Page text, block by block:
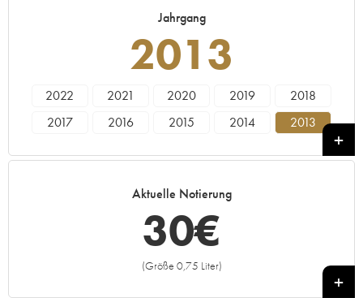
Jahrgang
2013
2022 2021 2020 2019
2018
2017
2016 2015 2014
2013
Aktuelle Notierung
30€
(Größe 0,75 Liter)
+